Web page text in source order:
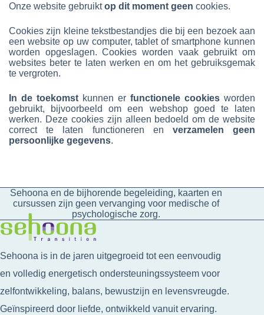
Onze website gebruiktop dit moment geen cookies.
Cookies zijn kleine tekstbestandjes die bij een bezoek aan
een website op uw computer, tablet of smartphone kunnen
worden opgeslagen. Cookies worden vaak gebruikt om
websites beter te laten werken en om het gebruiksgemak
te vergroten.
In de toekomst kunnen er functionele cookies worden
gebruikt, bijvoorbeeld om een webshop goed te laten
werken. Deze cookies zijn alleen bedoeld om de website
correct te laten functioneren en verzamelen geen
persoonlijke gegevens.
Sehoona en de bijhorende begeleiding, kaarten en
cursussen zijn geen vervanging voor medische of
psychologische zorg.
Sehoona is in de jaren uitgegroeid tot een eenvoudig
en volledig energetisch ondersteuningssysteem voor
zelfontwikkeling, balans, bewustzijn en levensvreugde.
Geïnspireerd door liefde, ontwikkeld vanuit ervaring.